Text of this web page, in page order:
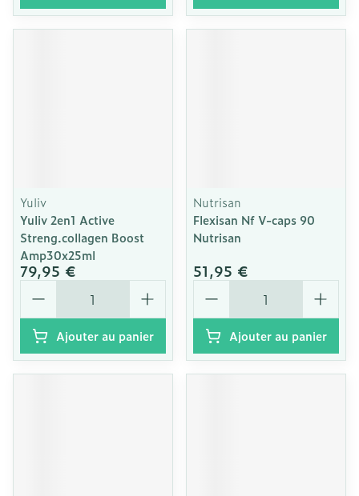
Yuliv
Yuliv 2en1 Active
Streng.collagen Boost
Amp30x25ml
79,95 €
Quantité
Ajouter au panier
Nutrisan
Flexisan Nf V-caps 90
Nutrisan
51,95 €
Quantité
Ajouter au panier